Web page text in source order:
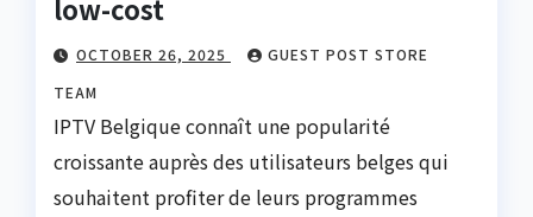
low-cost
OCTOBER 26, 2025
GUEST POST STORE
TEAM
IPTV Belgique connaît une popularité
croissante auprès des utilisateurs belges qui
souhaitent profiter de leurs programmes